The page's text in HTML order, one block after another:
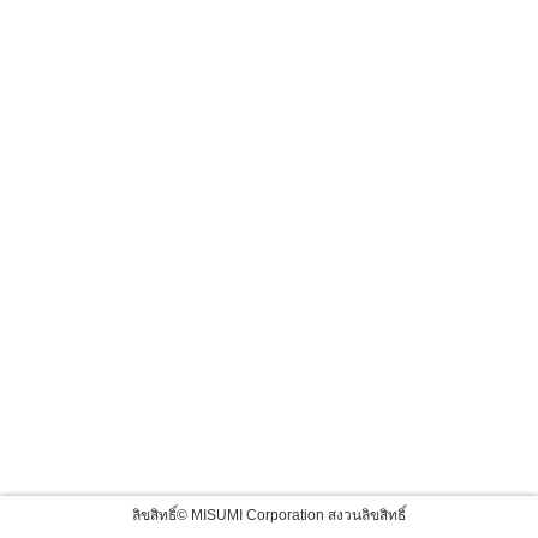
ลิขสิทธิ์© MISUMI Corporation สงวนลิขสิทธิ์